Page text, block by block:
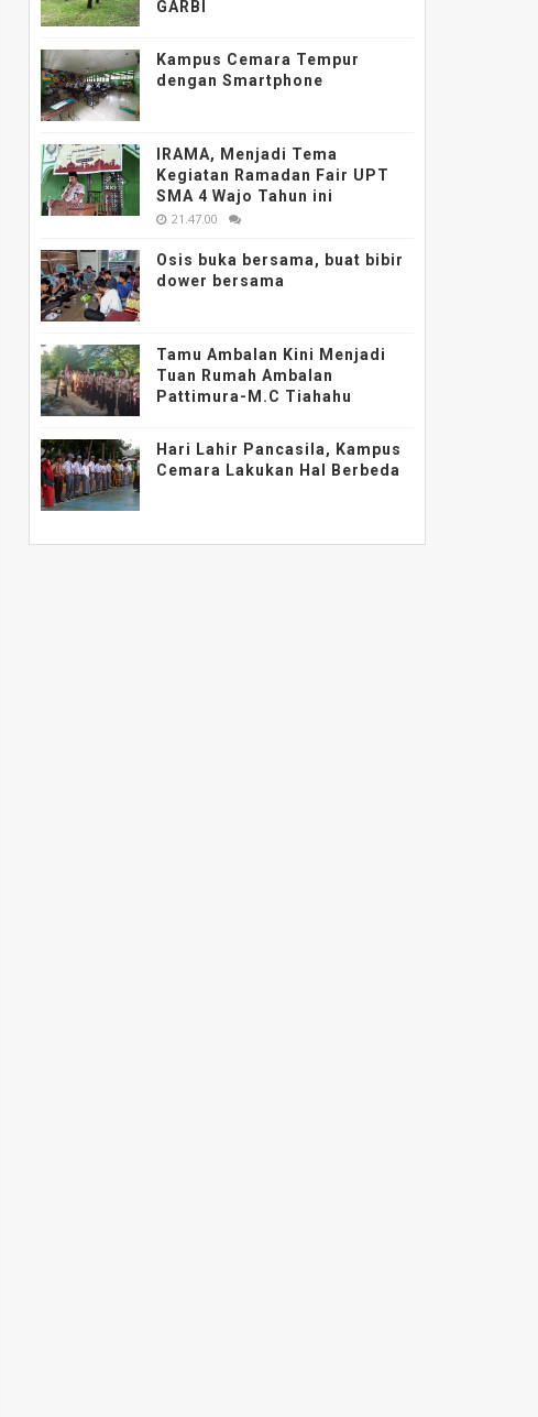
GARBI
Kampus Cemara Tempur
dengan Smartphone
IRAMA, Menjadi Tema
Kegiatan Ramadan Fair UPT
SMA 4 Wajo Tahun ini
21.47.00
Osis buka bersama, buat bibir
dower bersama
Tamu Ambalan Kini Menjadi
Tuan Rumah Ambalan
Pattimura-M.C Tiahahu
Hari Lahir Pancasila, Kampus
Cemara Lakukan Hal Berbeda